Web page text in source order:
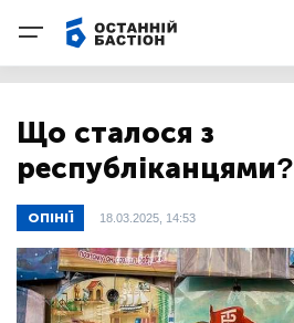
Що сталося з
республіканцями?
ОПІНІЇ 18.03.2025, 14:53